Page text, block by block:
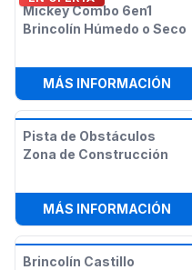
Mickey Combo 6en1
Brincolín Húmedo o Seco
MÁS INFORMACIÓN:
Pista de Obstáculos
Zona de Construcción
MÁS INFORMACIÓN:
Brincolín Castillo